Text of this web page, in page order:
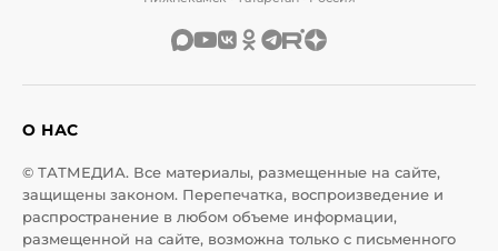
О НАС
© ТАТМЕДИА. Все материалы, размещенные на сайте,
защищены законом. Перепечатка, воспроизведение и
распространение в любом объеме информации,
размещенной на сайте, возможна только с письменного